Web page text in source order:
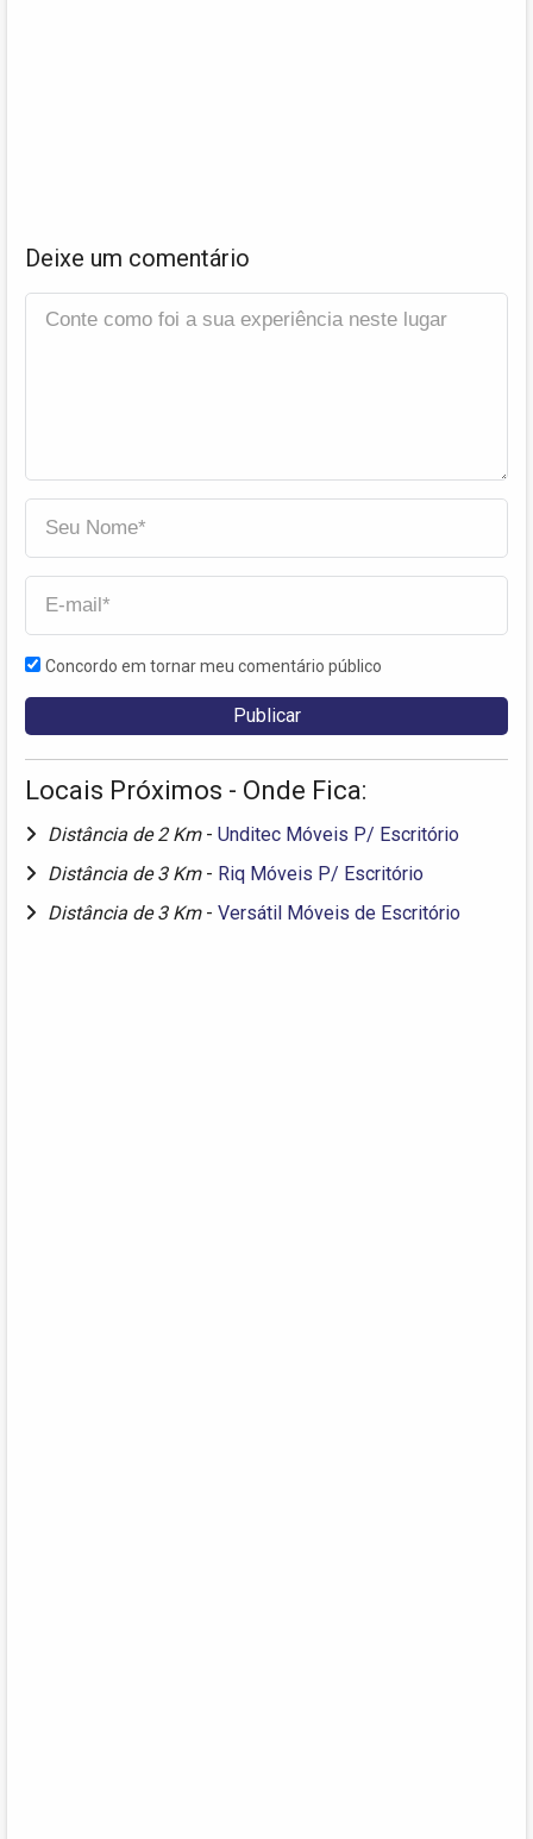
Deixe um comentário
Concordo em tornar meu comentário público
Locais Próximos - Onde Fica:
Distância de 2 Km - Unditec Móveis P/ Escritório
Distância de 3 Km - Riq Móveis P/ Escritório
Distância de 3 Km - Versátil Móveis de Escritório